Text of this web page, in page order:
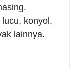
konyol,
lainnya.